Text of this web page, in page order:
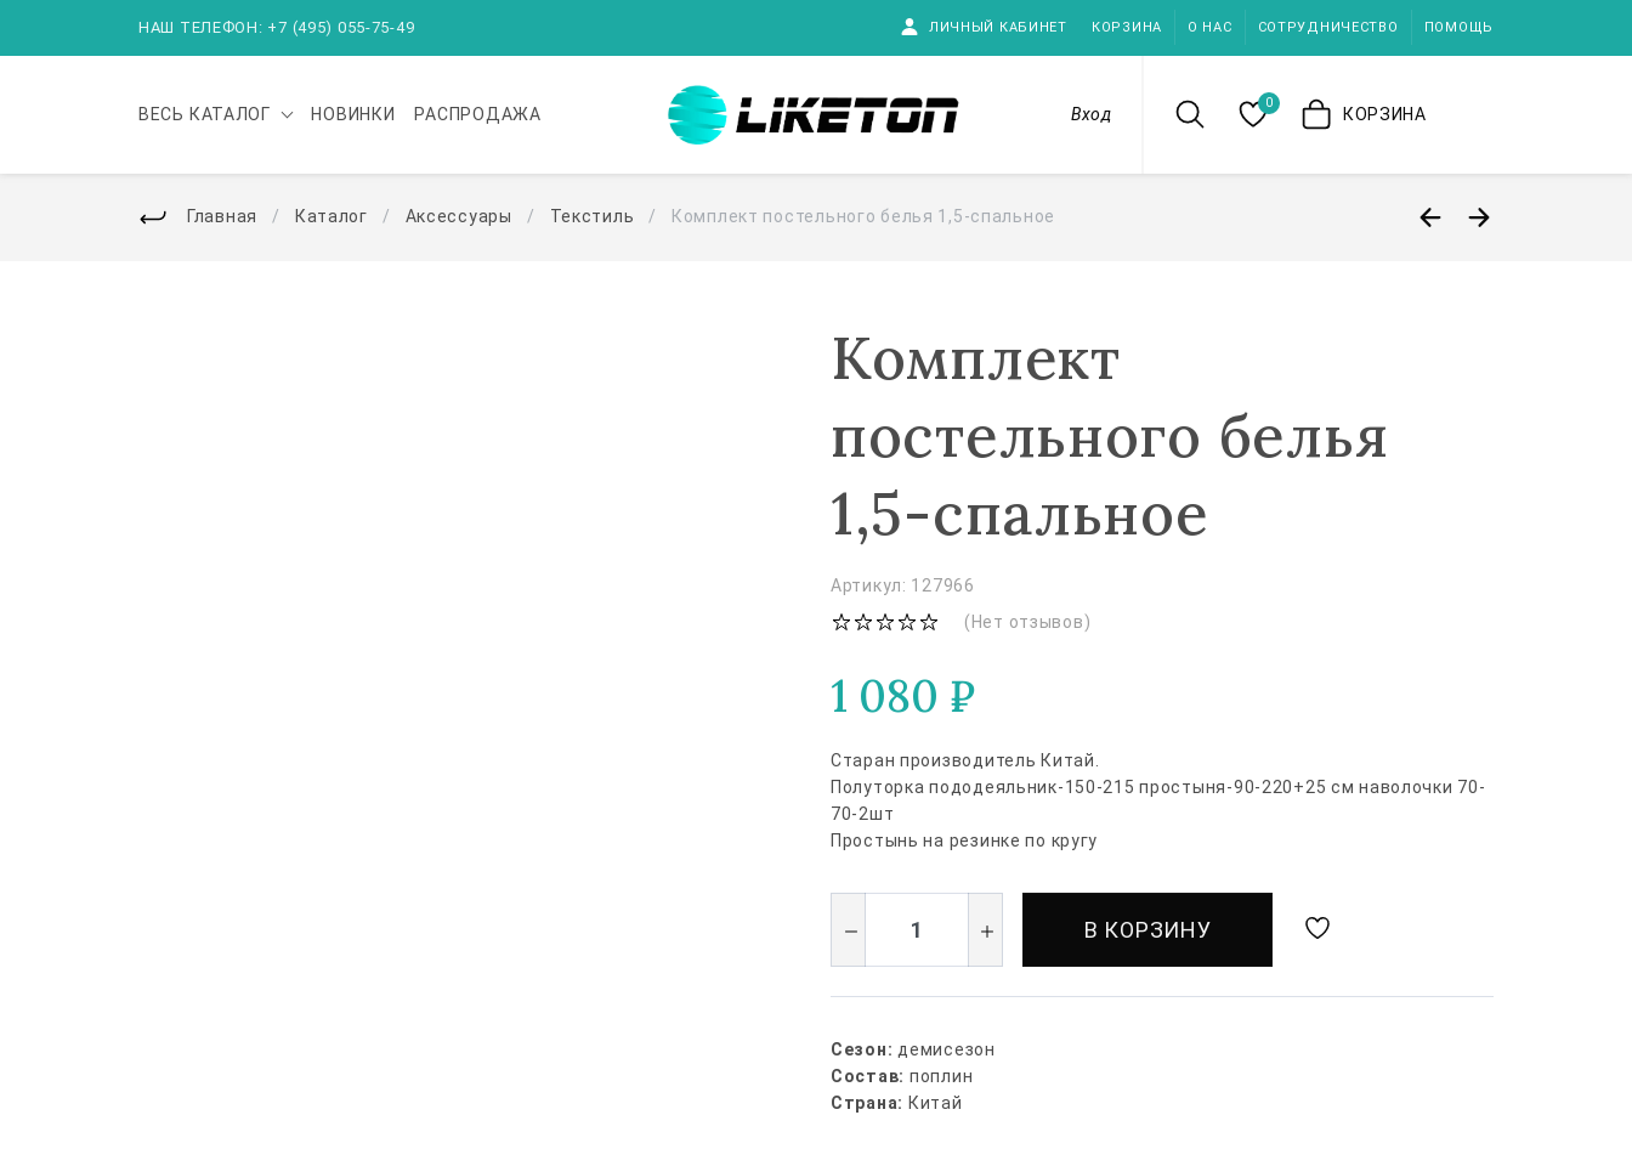
НАШ ТЕЛЕФОН: +7 (495) 055-75-49 ЛИЧНЫЙ КАБИНЕТ КОРЗИНА О НАС СОТРУДНИЧЕСТВО ПОМОЩЬ
ВЕСЬ КАТАЛОГ НОВИНКИ РАСПРОДАЖА Вход
0
КОРЗИНА
Главная Каталог Аксессуары Текстиль Комплект постельного белья 1,5-спальное
Комплект
постельного белья
1,5-спальное
Артикул: 127966
(Нет отзывов)
1 080 ₽
Старан производитель Китай.
Полуторка пододеяльник-150-215 простыня-90-220+25 см наволочки 70-
70-2шт
Простынь на резинке по кругу
В КОРЗИНУ
Сезон: демисезон
Состав: поплин
Страна: Китай